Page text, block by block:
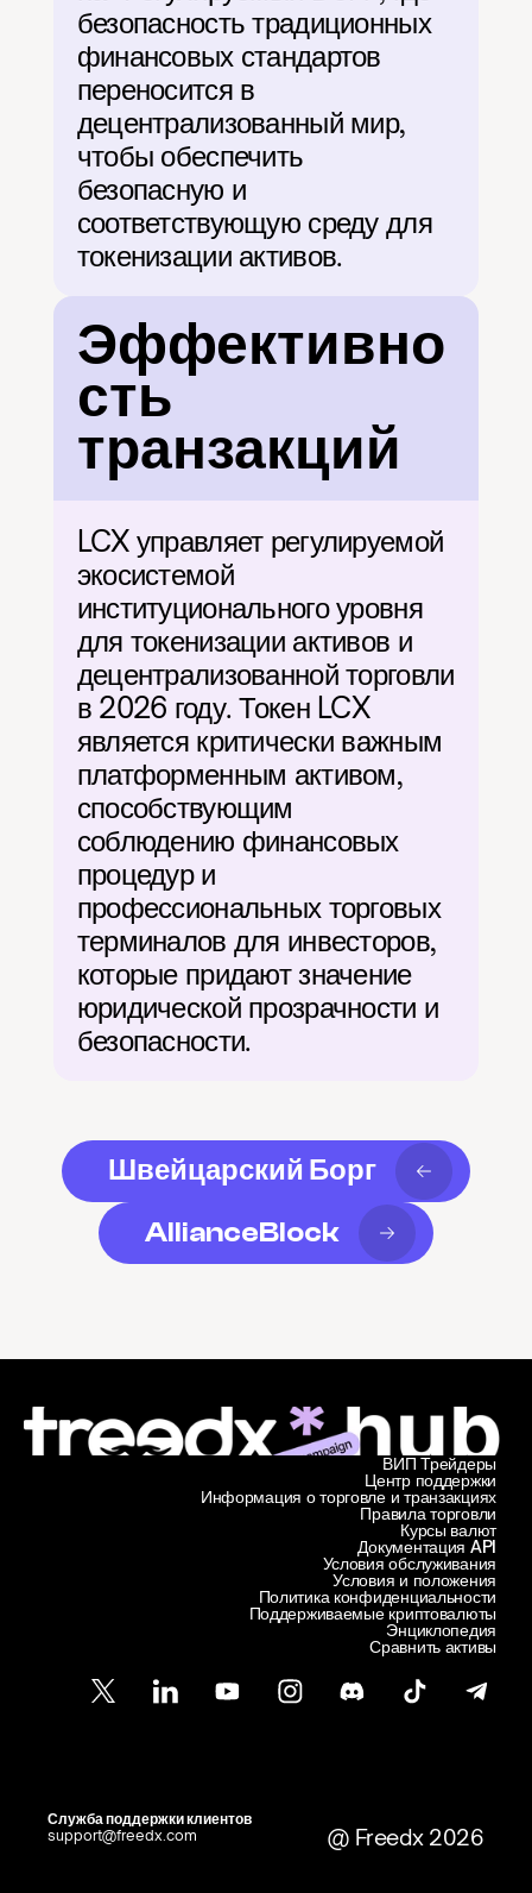
безопасность традиционных
финансовых стандартов
переносится в
децентрализованный мир,
чтобы обеспечить
безопасную и
соответствующую среду для
токенизации активов.
Эффективно
сть
транзакций
LCX управляет регулируемой
экосистемой
институционального уровня
для токенизации активов и
децентрализованной торговли
в 2026 году. Токен LCX
является критически важным
платформенным активом,
способствующим
соблюдению финансовых
процедур и
профессиональных торговых
терминалов для инвесторов,
которые придают значение
юридической прозрачности и
безопасности.
Швейцарский Борг
AllianceBlock
Центр поддержки
Информация о торговле и транзакциях
ВИП Трейдеры
Правила торговли
Курсы валют
Документация API
Условия обслуживания
Условия и положения
Политика конфиденциальности
Поддерживаемые криптовалюты
Энциклопедия
Сравнить активы
Служба поддержки клиентов
support@freedx.com @ Freedx 2026